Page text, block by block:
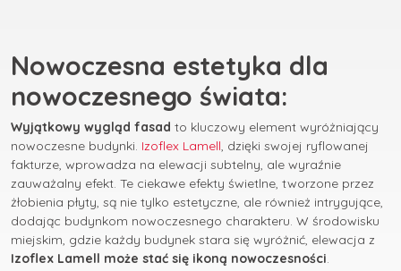
Nowoczesna estetyka dla
nowoczesnego świata:
Wyjątkowy wygląd fasad to kluczowy element wyróżniający
nowoczesne budynki. Izoflex Lamell, dzięki swojej ryflowanej
fakturze, wprowadza na elewacji subtelny, ale wyraźnie
zauważalny efekt. Te ciekawe efekty świetlne, tworzone przez
żłobienia płyty, są nie tylko estetyczne, ale również intrygujące,
dodając budynkom nowoczesnego charakteru. W środowisku
miejskim, gdzie każdy budynek stara się wyróżnić, elewacja z
Izoflex Lamell może stać się ikoną nowoczesności.